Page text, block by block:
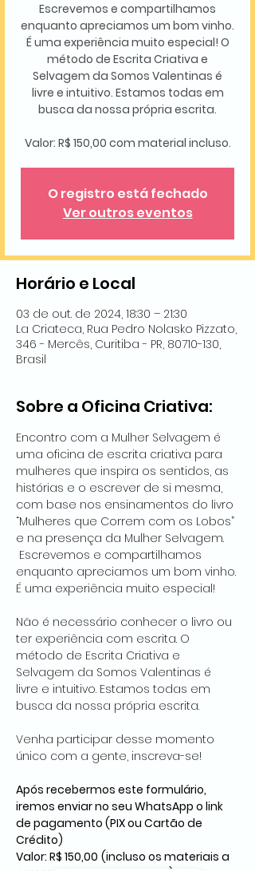
Escrevemos e compartilhamos
enquanto apreciamos um bom vinho.
É uma experiência muito especial! O
método de Escrita Criativa e
Selvagem da Somos Valentinas é
livre e intuitivo. Estamos todas em
busca da nossa própria escrita.
Valor: R$ 150,00 com material incluso.
O registro está fechado
Ver outros eventos
Horário e Local
03 de out. de 2024, 18:30 – 21:30
La Criateca, Rua Pedro Nolasko Pizzato,
346 - Mercês, Curitiba - PR, 80710-130,
Brasil
Sobre a Oficina Criativa:
Encontro com a Mulher Selvagem é
uma oficina de escrita criativa para
mulheres que inspira os sentidos, as
histórias e o escrever de si mesma,
com base nos ensinamentos do livro
“Mulheres que Correm com os Lobos”
e na presença da Mulher Selvagem.
Escrevemos e compartilhamos
enquanto apreciamos um bom vinho.
É uma experiência muito especial!
Não é necessário conhecer o livro ou
ter experiência com escrita. O
método de Escrita Criativa e
Selvagem da Somos Valentinas é
livre e intuitivo. Estamos todas em
busca da nossa própria escrita.
Venha participar desse momento
único com a gente, inscreva-se!
Após recebermos este formulário,
iremos enviar no seu WhatsApp o link
de pagamento (PIX ou Cartão de
Crédito)
Valor: R$ 150,00 (incluso os materiais a